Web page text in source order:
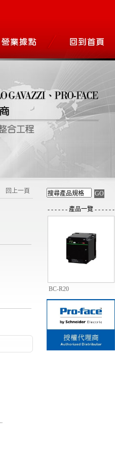
回上一頁
- - - - - - 產品一覽 - - - - - -
BC-R20
1 2 3 4 5